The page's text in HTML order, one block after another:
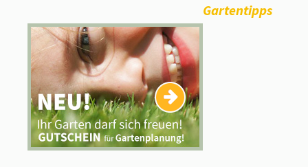
Gartentipps